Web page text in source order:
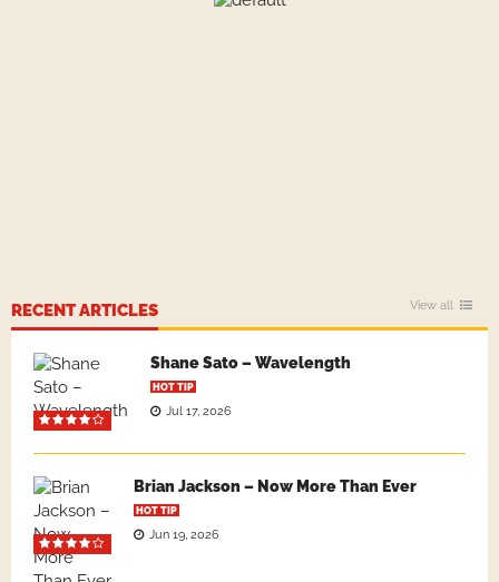
RECENT ARTICLES View all
Shane Sato – Wavelength
HOT TIP
Jul 17, 2026
Brian Jackson – Now More Than Ever
HOT TIP
Jun 19, 2026